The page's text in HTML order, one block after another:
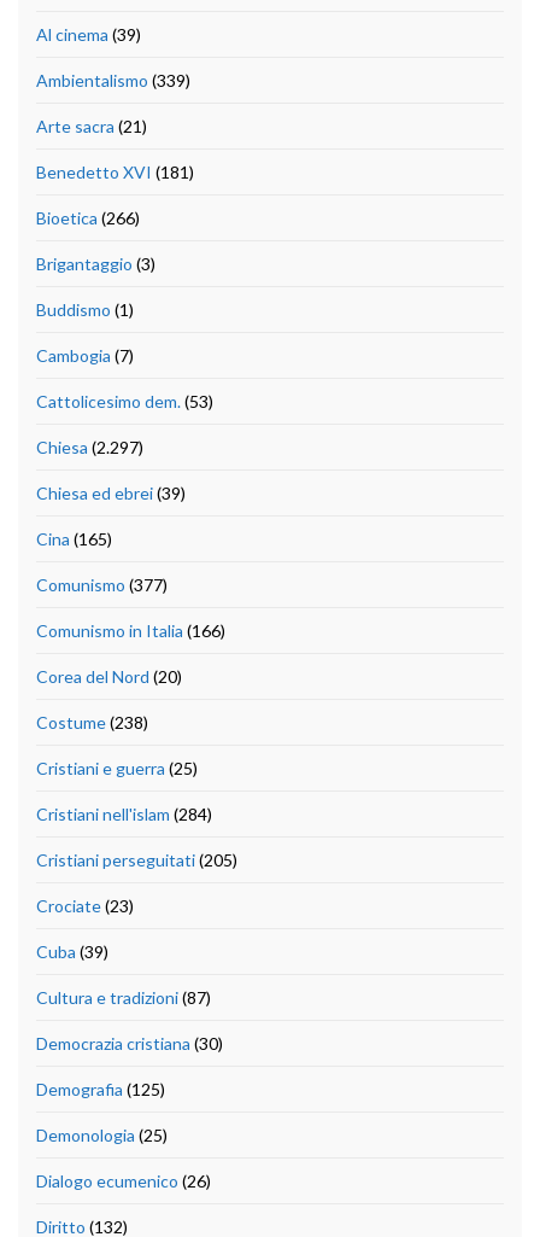
Al cinema (39)
Ambientalismo (339)
Arte sacra (21)
Benedetto XVI (181)
Bioetica (266)
Brigantaggio (3)
Buddismo (1)
Cambogia (7)
Cattolicesimo dem.(53)
Chiesa (2.297)
Chiesa ed ebrei(39)
Cina (165)
Comunismo (377)
Comunismo in Italia (166)
Corea del Nord (20)
Costume(238)
Cristiani e guerra (25)
Cristiani nell'islam (284)
Cristiani perseguitati(205)
Crociate(23)
Cuba (39)
Cultura e tradizioni(87)
Democrazia cristiana (30)
Demografia (125)
Demonologia (25)
Dialogo ecumenico (26)
Diritto (132)